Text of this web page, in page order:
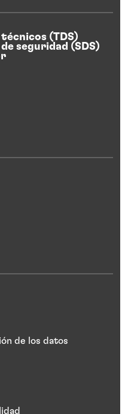
(TDS)
seguridad (SDS)
de los datos